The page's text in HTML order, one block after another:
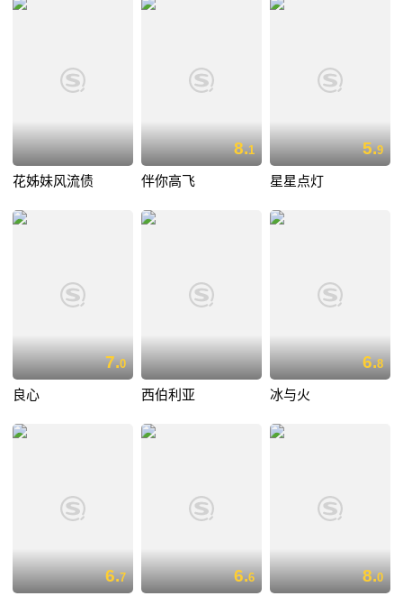
花姊妹风流债
8.1
伴你高飞
5.9
星星点灯
7.0
良心 西伯利亚
6.8
冰与火
6.7 6.6 8.0